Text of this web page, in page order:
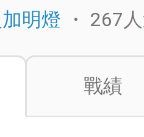
加明燈 ・ 267人
戰績